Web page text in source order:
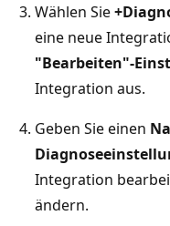
Wählen Sie
eine neue
"Bearbeiten"-
Integration aus.
Geben Sie einen
Integration
ändern.